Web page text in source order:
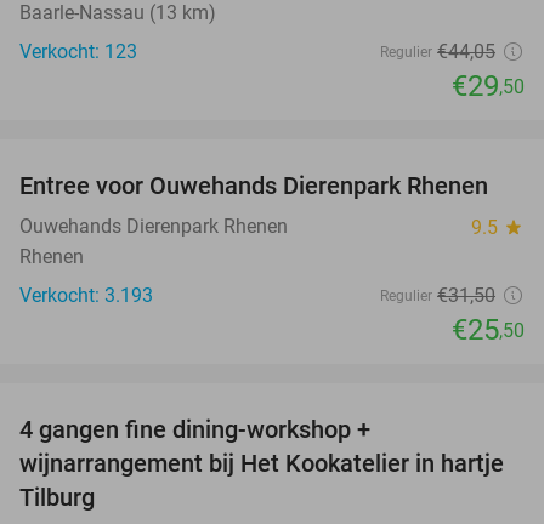
Baarle-Nassau (13 km)
Verkocht: 123
Regulier €44,05
€29,50
19%
Entree voor Ouwehands Dierenpark Rhenen
Ouwehands Dierenpark Rhenen 9.5 star
Rhenen
Verkocht: 3.193
Regulier €31,50
€25,50
4 gangen fine dining-workshop +
wijnarrangement bij Het Kookatelier in hartje
Tilburg